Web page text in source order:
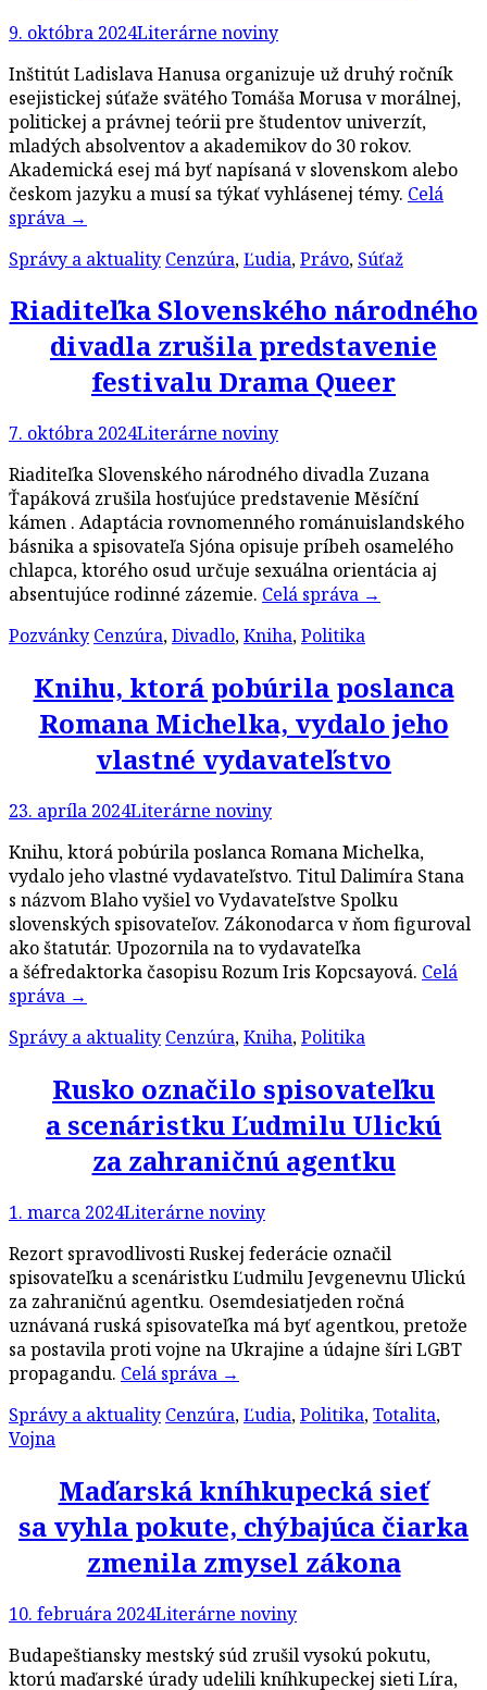
9. októbra 2024Literárne noviny
Inštitút Ladislava Hanusa organizuje už druhý ročník
esejistickej súťaže svätého Tomáša Morusa v morálnej,
politickej a právnej teórii pre študentov univerzít,
mladých absolventov a akademikov do 30 rokov.
Akademická esej má byť napísaná v slovenskom alebo
českom jazyku a musí sa týkať vyhlásenej témy. Celá
správa →
Správy a aktuality Cenzúra,Ľudia,Právo, Súťaž
Riaditeľka Slovenského národného
divadla zrušila predstavenie
festivalu Drama Queer
7. októbra 2024Literárne noviny
Riaditeľka Slovenského národného divadla Zuzana
Ťapáková zrušila hosťujúce predstavenie Měsíční
kámen . Adaptácia rovnomenného románuislandského
básnika a spisovateľa Sjóna opisuje príbeh osamelého
chlapca, ktorého osud určuje sexuálna orientácia aj
absentujúce rodinné zázemie. Celá správa →
Pozvánky Cenzúra,Divadlo,Kniha,Politika
Knihu, ktorá pobúrila poslanca
Romana Michelka, vydalo jeho
vlastné vydavateľstvo
23. apríla 2024Literárne noviny
Knihu, ktorá pobúrila poslanca Romana Michelka,
vydalo jeho vlastné vydavateľstvo. Titul Dalimíra Stana
s názvom Blaho vyšiel vo Vydavateľstve Spolku
slovenských spisovateľov. Zákonodarca v ňom figuroval
ako štatutár. Upozornila na to vydavateľka
a šéfredaktorka časopisu Rozum Iris Kopcsayová. Celá
správa →
Správy a aktuality Cenzúra,Kniha,Politika
Rusko označilo spisovateľku
a scenáristku Ľudmilu Ulickú
za zahraničnú agentku
1. marca 2024Literárne noviny
Rezort spravodlivosti Ruskej federácie označil
spisovateľku a scenáristku Ľudmilu Jevgenevnu Ulickú
za zahraničnú agentku. Osemdesiatjeden ročná
uznávaná ruská spisovateľka má byť agentkou, pretože
sa postavila proti vojne na Ukrajine a údajne šíri LGBT
propagandu. Celá správa →
Správy a aktuality Cenzúra,Ľudia,Politika,Totalita,
Vojna
Maďarská kníhkupecká sieť
sa vyhla pokute, chýbajúca čiarka
zmenila zmysel zákona
10. februára 2024Literárne noviny
Budapeštiansky mestský súd zrušil vysokú pokutu,
ktorú maďarské úrady udelili kníhkupeckej sieti Líra,